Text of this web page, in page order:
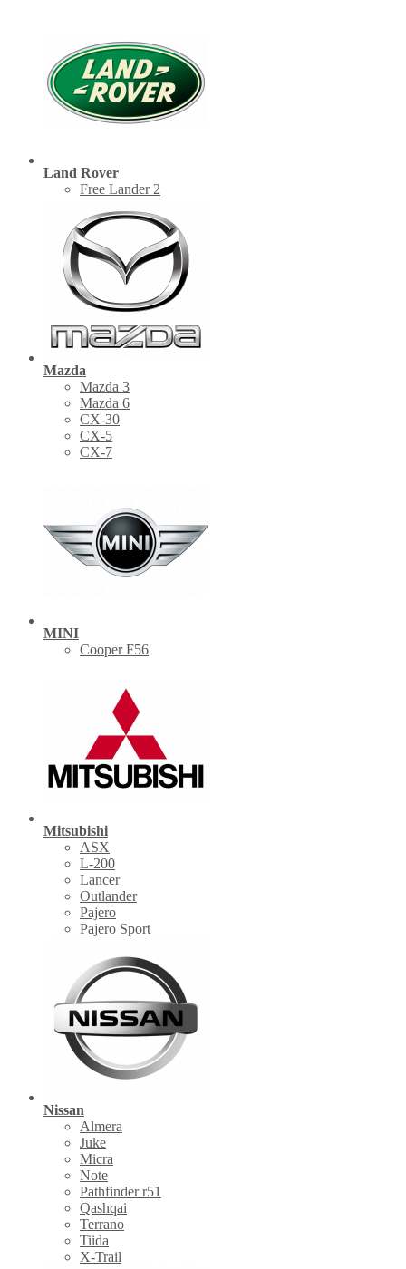
Land Rover
Free Lander 2
Mazda
Mazda 3
Mazda 6
CX-30
СХ-5
CX-7
MINI
Cooper F56
Mitsubishi
ASX
L-200
Lancer
Outlander
Pajero
Pajero Sport
Nissan
Almera
Juke
Micra
Note
Pathfinder r51
Qashqai
Terrano
Tiida
X-Trail